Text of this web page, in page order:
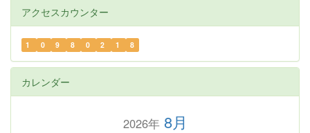
アクセスカウンター
1 0 9 8 0 2 1 8
カレンダー
2026年8月